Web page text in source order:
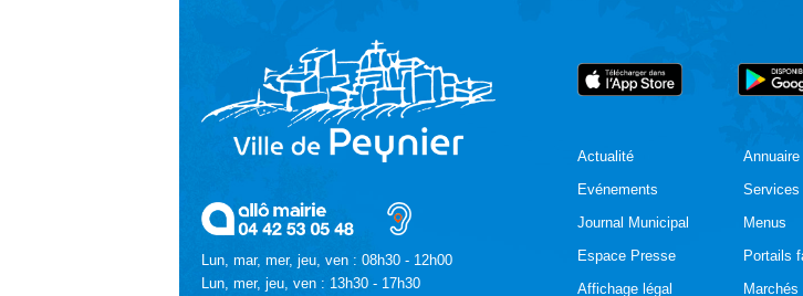
Lun, mar, mer, jeu, ven : 08h30 - 12h00
Lun, mer, jeu, ven : 13h30 - 17h30
Actualité
Evénements
Journal Municipal
Espace Presse
Affichage légal
Annuaire
Services
Menus
Portails
Marchés